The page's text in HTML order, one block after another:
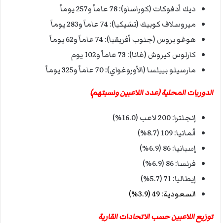
ديك أدفوكات (كوراساو): 78 عاماً و257 يوماً
ميروسلاف كوبيك (تشيكيا): 74 عاماً و283 يوماً
هوغو بروس (جنوب أفريقيا): 74 عاماً و62 يوماً
كارلوس كيروش (غانا): 73 عاماً و102 يوم
مارسيلو بييلسا (الأوروغواي): 70 عاماً و325 يوماً
الدوريات المحلية (عدد اللاعبين ونسبتهم)
إنجلترا: 200 لاعب (16.0%)
ألمانيا: 109 (8.7%)
إسبانيا: 86 (6.9%)
فرنسا: 86 (6.9%)
إيطاليا: 71 (5.7%)
السعودية: 49 (3.9%)
توزيع اللاعبين حسب الاتحادات القارية